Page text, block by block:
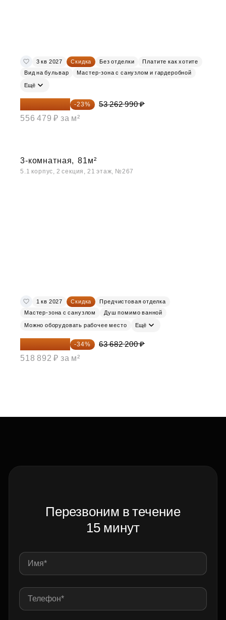
3 кв 2027 Скидка Без отделки
Платите как хотите
Вид на бульвар
Мастер-зона с санузлом и гардеробной
Ещё
41 012 502 ₽ -23%
53 262 990 ₽
556 479 ₽ за м²
3-комнатная, 81м²
5.1 корпус, 2 секция, 21 этаж, №267
1 кв 2027 Скидка
Предчистовая отделка
Мастер-зона с санузлом
Душ помимо ванной
Можно оборудовать рабочее место Ещё
42 030 252 ₽ -34%
63 682 200 ₽
518 892 ₽ за м²
Перезвоним в течение
15 минут